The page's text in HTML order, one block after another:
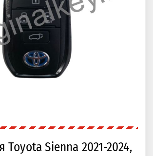
Toyota Sienna 2021-2024,